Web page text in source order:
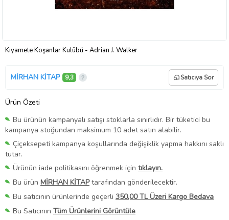
Kıyamete Koşanlar Kulübü - Adrian J. Walker
MİRHAN KİTAP 9,3 Satıcıya Sor
Ürün Özeti
Bu ürünün kampanyalı satışı stoklarla sınırlıdır. Bir tüketici bu
kampanya stoğundan maksimum 10 adet satın alabilir.
Çiçeksepeti kampanya koşullarında değişiklik yapma hakkını saklı
tutar.
Ürünün iade politikasını öğrenmek için tıklayın.
Bu ürün MİRHAN KİTAPtarafından gönderilecektir.
Bu satıcının ürünlerinde geçerli 350,00 TL Üzeri Kargo Bedava
Bu Satıcının Tüm Ürünlerini Görüntüle